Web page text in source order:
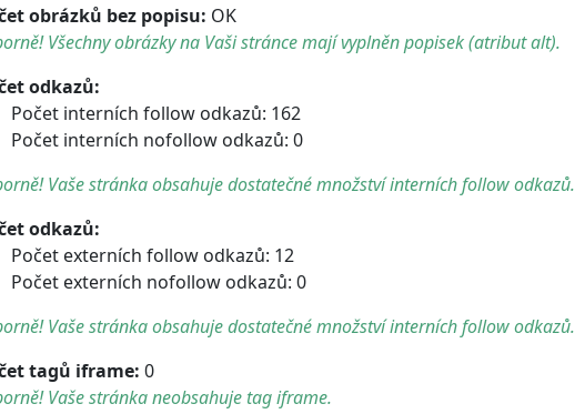
obrázků bez popisu: OK
Všechny obrázky na Vaši stránce mají vyplněn popisek (atribut alt).
odkazů:
Počet interních follow odkazů: 162
Počet interních nofollow odkazů: 0
Vaše stránka obsahuje dostatečné množství interních follow odkazů.
odkazů:
Počet externích follow odkazů: 12
Počet externích nofollow odkazů: 0
Vaše stránka obsahuje dostatečné množství interních follow odkazů.
tagů iframe: 0
Vaše stránka neobsahuje tag iframe.